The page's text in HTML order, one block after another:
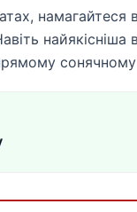
намагайтеся
сонячному